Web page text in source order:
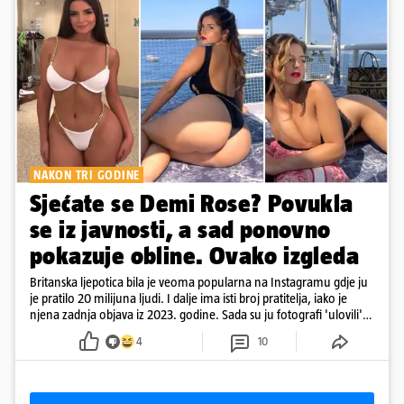
NAKON TRI GODINE
Sjećate se Demi Rose? Povukla
se iz javnosti, a sad ponovno
pokazuje obline. Ovako izgleda
Britanska ljepotica bila je veoma popularna na Instagramu gdje ju
je pratilo 20 milijuna ljudi. I dalje ima isti broj pratitelja, iako je
njena zadnja objava iz 2023. godine. Sada su ju fotografi 'ulovili'
4 10